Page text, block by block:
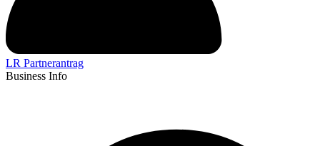
LR Partnerantrag
Business Info